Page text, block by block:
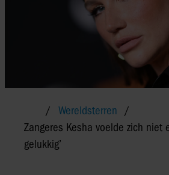
Wereldsterren
Zangeres Kesha voelde zich niet
gelukkig’